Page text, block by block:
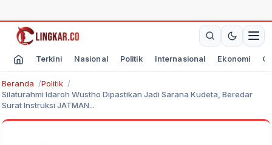
Terkini Nasional Politik Internasional Ekonomi
Beranda
Politik
Silaturahmi Idaroh Wustho Dipastikan Jadi Sarana Kudeta, Beredar
Surat Instruksi JATMAN...